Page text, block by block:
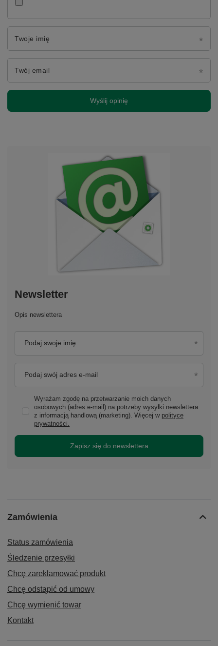
Twoje imię
Twój email
Wyślij opinię
Newsletter
Opis newslettera
Podaj swoje imię
Podaj swój adres e-mail
Wyrażam zgodę na przetwarzanie moich danych
osobowych (adres e-mail) na potrzeby wysyłki newslettera
z informacją handlową (marketing). Więcej w polityce
prywatności.
Zapisz się do newslettera
Zamówienia
Status zamówienia
Śledzenie przesyłki
Chcę zareklamować produkt
Chcę odstąpić od umowy
Chcę wymienić towar
Kontakt